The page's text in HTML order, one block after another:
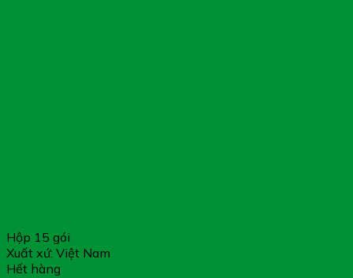
Hộp 15 gói
Xuất xứ: Việt Nam
Hết hàng